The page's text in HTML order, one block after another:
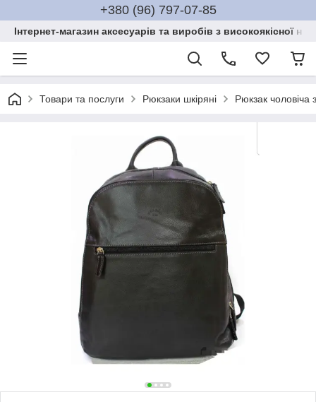
+380 (96) 797-07-85
Інтернет-магазин аксесуарів та виробів з високоякісної
Товари та послуги Рюкзаки шкіряні Рюкзак чоловіча